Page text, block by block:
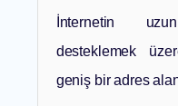
İnternetin
desteklemek
geniş bir adres